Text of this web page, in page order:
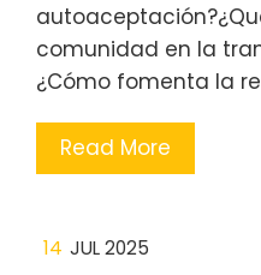
comunidad en la
¿Cómo fomenta la
Read More
14 JUL 2025